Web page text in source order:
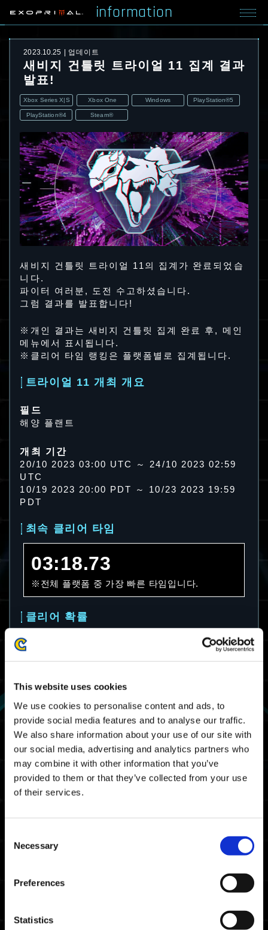
This website uses cookies
We use cookies to personalise content and ads, to
provide social media features and to analyse our traffic.
We also share information about your use of our site with
our social media, advertising and analytics partners who
may combine it with other information that you’ve
provided to them or that they’ve collected from your use
of their services.
Selection
Necessary
Preferences
Statistics
information
2023.10.25 업데이트
새비지 건틀릿 트라이얼 11 집계 결과
발표!
Xbox Series X|S Xbox One Windows PlayStation®5
PlayStation®4 Steam®
새비지 건틀릿 트라이얼 11의 집계가 완료되었습
니다.
파이터 여러분, 도전 수고하셨습니다.
그럼 결과를 발표합니다!
※개인 결과는 새비지 건틀릿 집계 완료 후, 메인
메뉴에서 표시됩니다.
※클리어 타임 랭킹은 플랫폼별로 집계됩니다.
트라이얼 11 개최 개요
필드
해양 플랜트
개최 기간
20/10 2023 03:00 UTC ～ 24/10 2023 02:59
UTC
10/19 2023 20:00 PDT ～ 10/23 2023 19:59
PDT
최속 클리어 타임
03:18.73
※전체 플랫폼 중 가장 빠른 타임입니다.
클리어 확률
평균 클리어 타임
08:16.37
※전체 플랫폼의 클리어 타임의 평균입니다.
마스터 랭크 보더 타임
06:45.31
PlayStation🄬5 /
06:07.29
05:37.08